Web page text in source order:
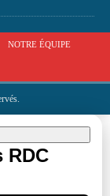
NOTRE ÉQUIPE
RDC